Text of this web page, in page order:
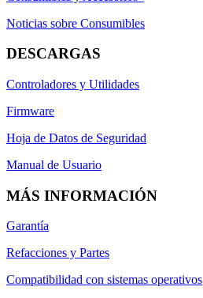
Noticias sobre Consumibles
DESCARGAS
Controladores y Utilidades
Firmware
Hoja de Datos de Seguridad
Manual de Usuario
MÁS INFORMACIÓN
Garantía
Refacciones y Partes
Compatibilidad con sistemas operativos